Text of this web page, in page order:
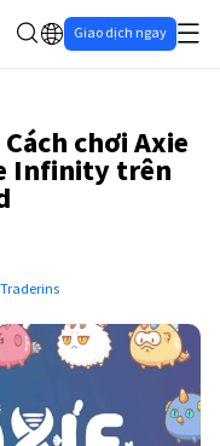
Giao dịch ngay
chơi Axie
Infinity trên